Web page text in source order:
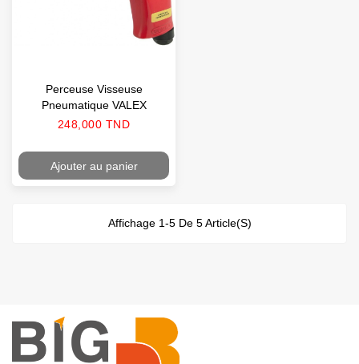
Perceuse Visseuse
Pneumatique VALEX
Prix
248,000 TND
Ajouter au panier
Affichage 1-5 De 5 Article(s)